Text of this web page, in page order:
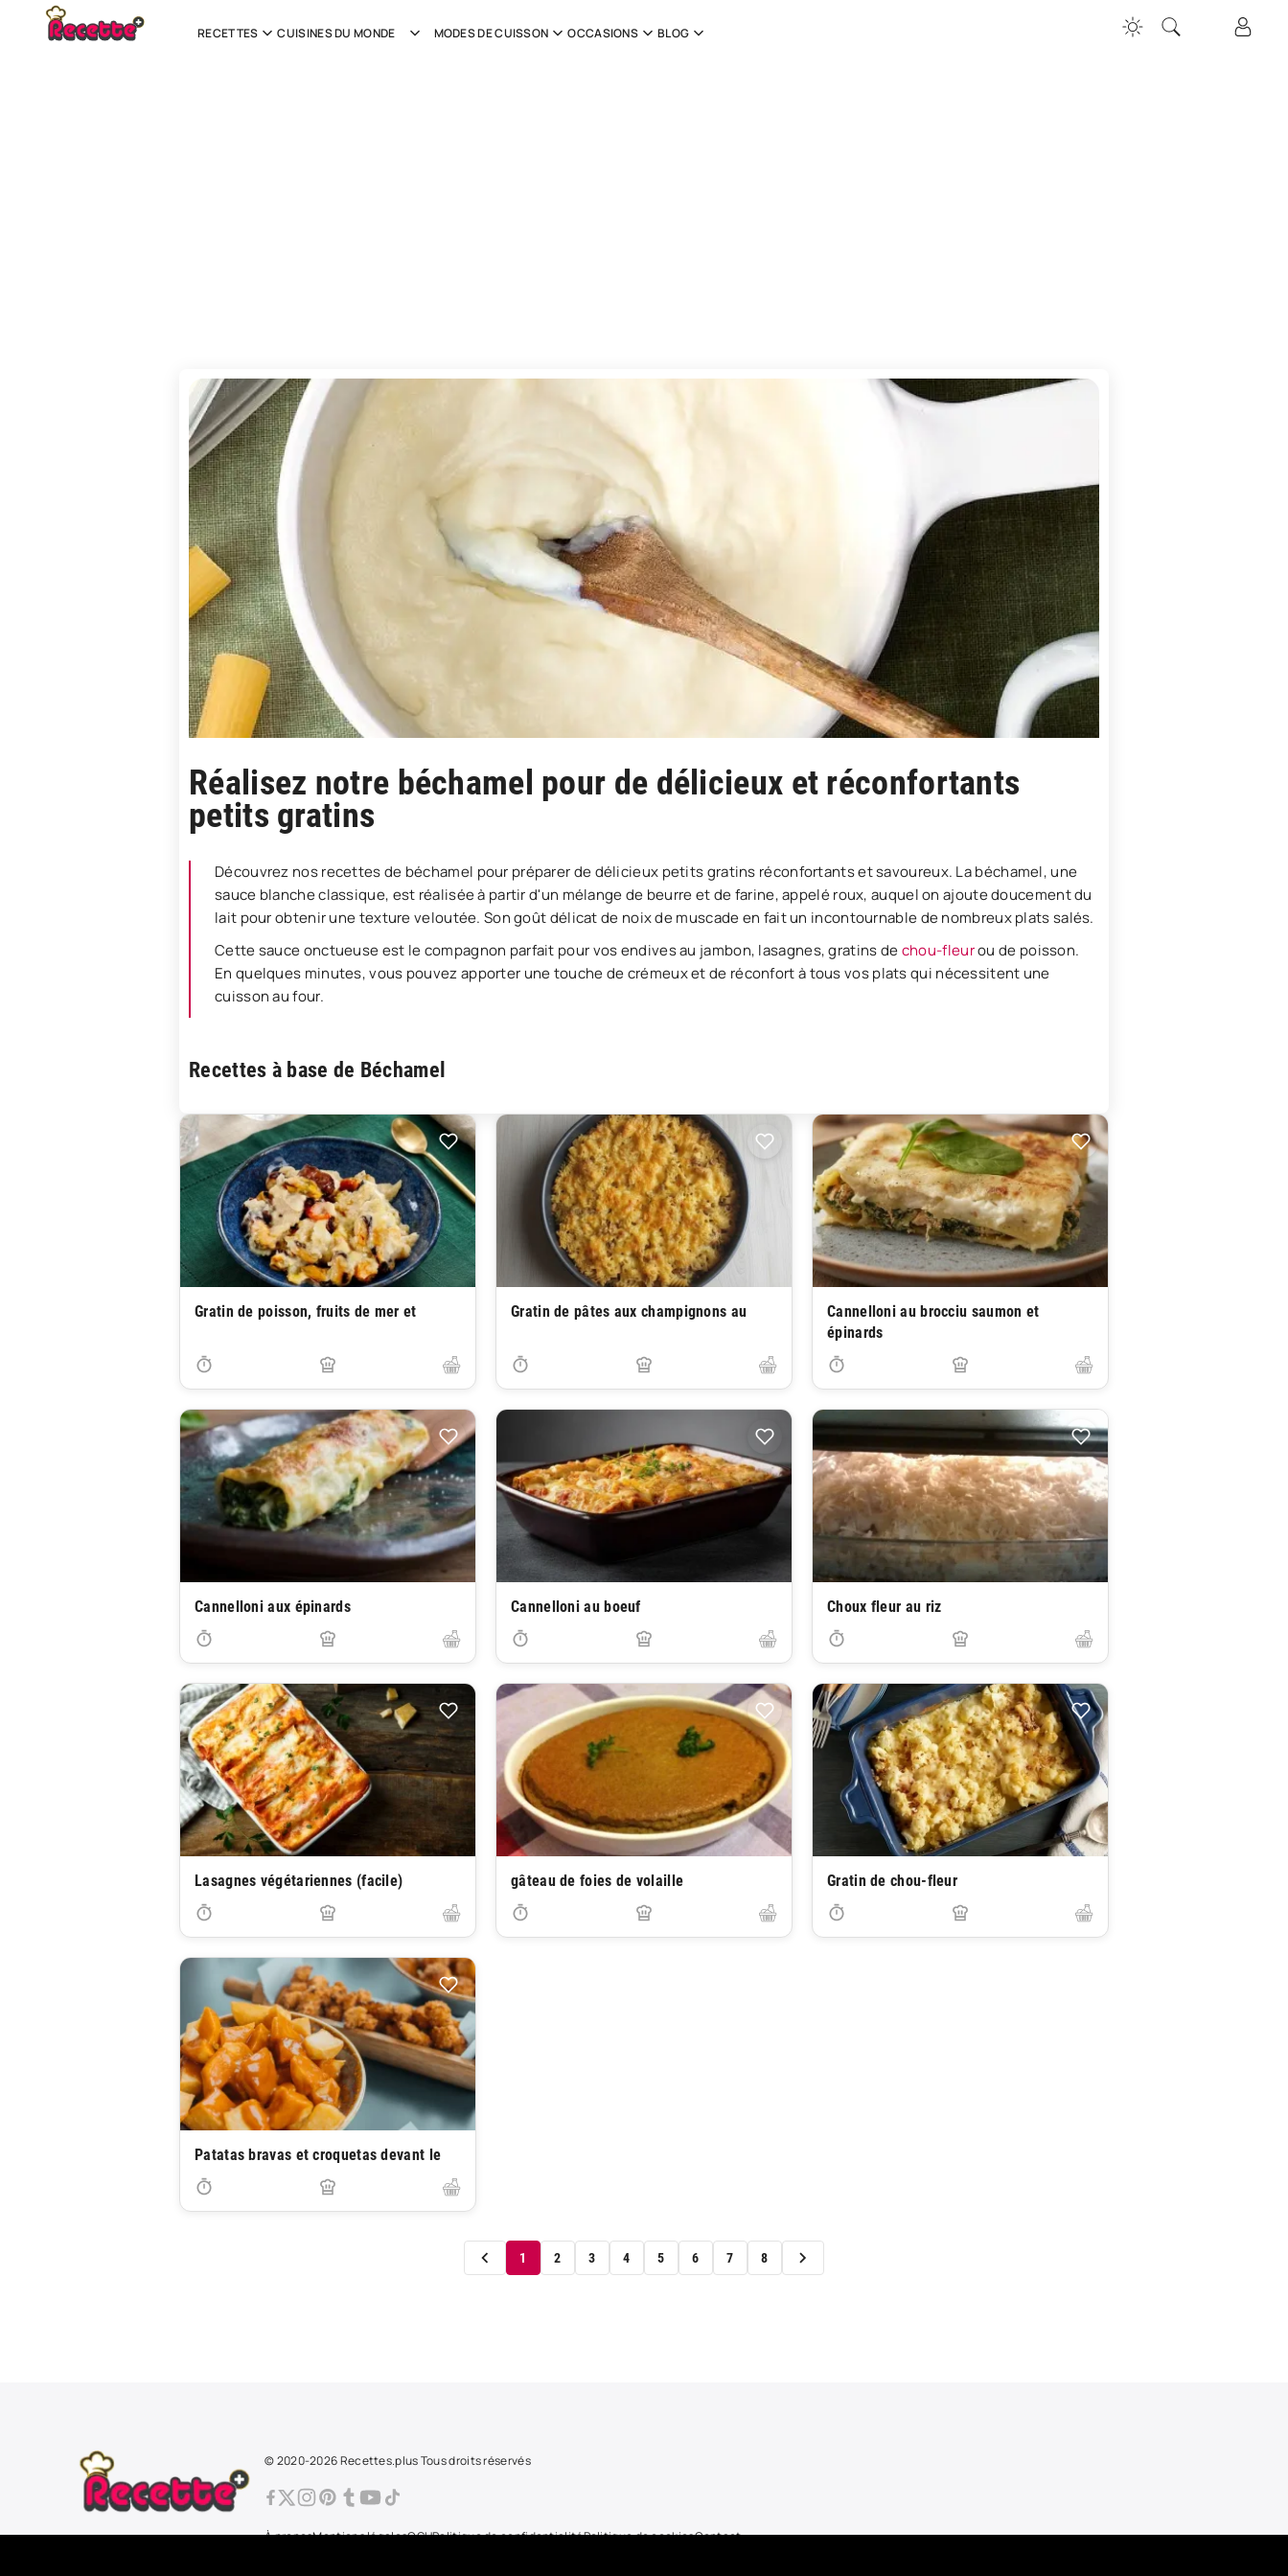
RECETTES CUISINES DU MONDE MODES DE CUISSON OCCASIONS BLOG
Réalisez notre béchamel pour de délicieux et réconfortants
petits gratins
Découvrez nos recettes de béchamel pour préparer de délicieux petits gratins réconfortants et savoureux. La béchamel, une
sauce blanche classique, est réalisée à partir d'un mélange de beurre et de farine, appelé roux, auquel on ajoute doucement du
lait pour obtenir une texture veloutée. Son goût délicat de noix de muscade en fait un incontournable de nombreux plats salés.
Cette sauce onctueuse est le compagnon parfait pour vos endives au jambon, lasagnes, gratins dechou-fleurou de poisson.
En quelques minutes, vous pouvez apporter une touche de crémeux et de réconfort à tous vos plats qui nécessitent une
cuisson au four.
Recettes à base de Béchamel
Gratin de poisson, fruits de mer et Gratin de pâtes aux champignons au
Cannelloni au brocciu saumon et
épinards
Cannelloni aux épinards Cannelloni au boeuf Choux fleur au riz
Lasagnes végétariennes (facile) gâteau de foies de volaille Gratin de chou-fleur
Patatas bravas et croquetas devant le
1 2 3 4 5 6 7 8
© 2020-2026 Recettes.plus Tous droits réservés
À proposMentions légalesCGUPolitique de confidentialitéPolitique de cookiesContact